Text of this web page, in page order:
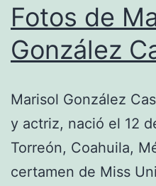
Fotos de
González
Marisol González
y actriz, nació el 12
Torreón, Coahuila,
certamen de Miss